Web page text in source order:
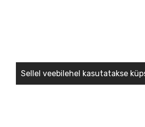
Sellel veebilehel kasutatakse